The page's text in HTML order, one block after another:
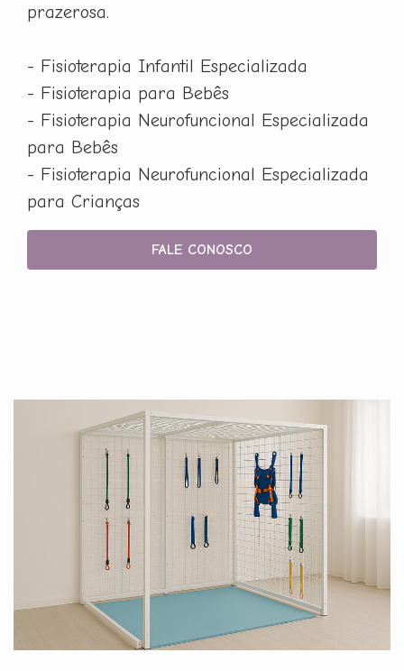
prazerosa.
- Fisioterapia Infantil Especializada
- Fisioterapia para Bebês
- Fisioterapia Neurofuncional Especializada
para Bebês
- Fisioterapia Neurofuncional Especializada
para Crianças
FALE CONOSCO